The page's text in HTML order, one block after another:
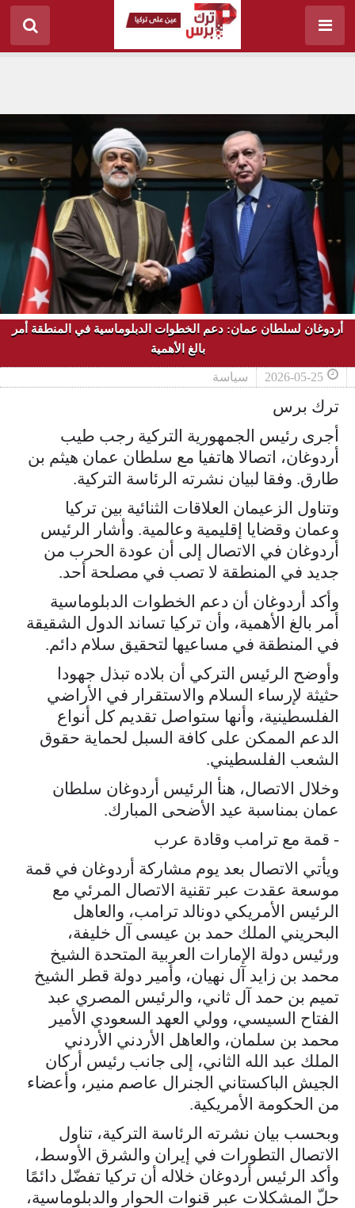
أردوغان لسلطان عمان: دعم الخطوات الدبلوماسية في المنطقة أمر
بالغ الأهمية
2026-05-25 سياسة
ترك برس
أجرى رئيس الجمهورية التركية رجب طيب
أردوغان، اتصالا هاتفيا مع سلطان عمان هيثم بن
طارق. وفقا لبيان نشرته الرئاسة التركية.
وتناول الزعيمان العلاقات الثنائية بين تركيا
وعمان وقضايا إقليمية وعالمية. وأشار الرئيس
أردوغان في الاتصال إلى أن عودة الحرب من
جديد في المنطقة لا تصب في مصلحة أحد.
وأكد أردوغان أن دعم الخطوات الدبلوماسية
أمر بالغ الأهمية، وأن تركيا تساند الدول الشقيقة
في المنطقة في مساعيها لتحقيق سلام دائم.
وأوضح الرئيس التركي أن بلاده تبذل جهودا
حثيثة لإرساء السلام والاستقرار في الأراضي
الفلسطينية، وأنها ستواصل تقديم كل أنواع
الدعم الممكن على كافة السبل لحماية حقوق
الشعب الفلسطيني.
وخلال الاتصال، هنأ الرئيس أردوغان سلطان
عمان بمناسبة عيد الأضحى المبارك.
- قمة مع ترامب وقادة عرب
ويأتي الاتصال بعد يوم مشاركة أردوغان في قمة
موسعة عقدت عبر تقنية الاتصال المرئي مع
الرئيس الأمريكي دونالد ترامب، والعاهل
البحريني الملك حمد بن عيسى آل خليفة،
ورئيس دولة الإمارات العربية المتحدة الشيخ
محمد بن زايد آل نهيان، وأمير دولة قطر الشيخ
تميم بن حمد آل ثاني، والرئيس المصري عبد
الفتاح السيسي، وولي العهد السعودي الأمير
محمد بن سلمان، والعاهل الأردني الأردني
الملك عبد الله الثاني، إلى جانب رئيس أركان
الجيش الباكستاني الجنرال عاصم منير، وأعضاء
من الحكومة الأمريكية.
وبحسب بيان نشرته الرئاسة التركية، تناول
الاتصال التطورات في إيران والشرق الأوسط،
وأكد الرئيس أردوغان خلاله أن تركيا تفضّل دائمًا
حلّ المشكلات عبر قنوات الحوار والدبلوماسية،